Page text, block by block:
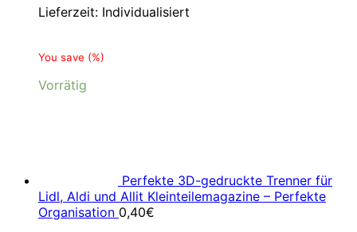
Lieferzeit: Individualisiert
You save (%)
Vorrätig
Perfekte 3D-gedruckte Trenner für
Lidl, Aldi und Allit Kleinteilemagazine – Perfekte
Organisation 0,40€